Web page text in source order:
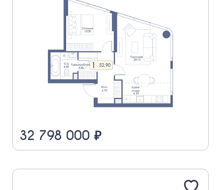
32 798 000 ₽